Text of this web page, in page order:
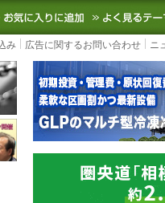
最新の物流ニュースを
お気に入り
み 広告に関するお問い合わせ ニ